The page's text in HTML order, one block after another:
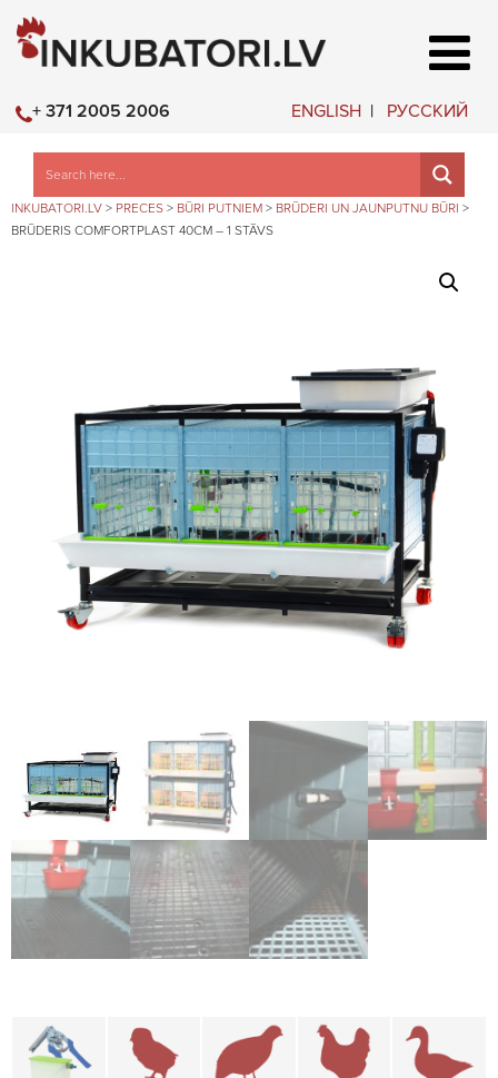
ENGLISH РУССКИЙ
+ 371 2005 2006
INKUBATORI.LV > PRECES > BŪRI PUTNIEM > BRŪDERI UN JAUNPUTNU BŪRI >
BRŪDERIS COMFORTPLAST 40CM – 1 STĀVS
Būru daļas un piederumiBrūderi un jaunputnu būri
Būri paipalām un irbēm
Būri vistām